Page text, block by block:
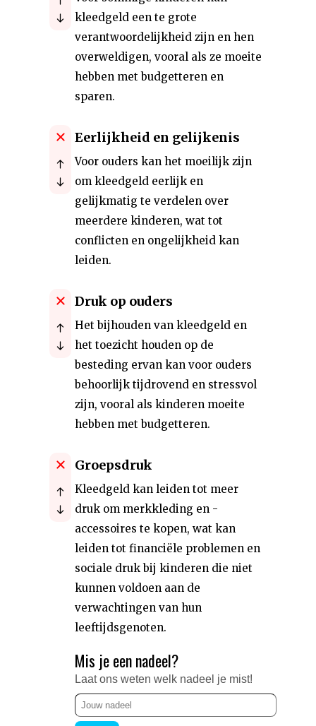
kleedgeld een te grote
verantwoordelijkheid zijn en hen
overweldigen, vooral als ze moeite
hebben met budgetteren en
sparen.
Eerlijkheid en gelijkenis
Voor ouders kan het moeilijk zijn
om kleedgeld eerlijk en
gelijkmatig te verdelen over
meerdere kinderen, wat tot
conflicten en ongelijkheid kan
leiden.
Druk op ouders
Het bijhouden van kleedgeld en
het toezicht houden op de
besteding ervan kan voor ouders
behoorlijk tijdrovend en stressvol
zijn, vooral als kinderen moeite
hebben met budgetteren.
Groepsdruk
Kleedgeld kan leiden tot meer
druk om merkkleding en -
accessoires te kopen, wat kan
leiden tot financiële problemen en
sociale druk bij kinderen die niet
kunnen voldoen aan de
verwachtingen van hun
leeftijdsgenoten.
Mis je een nadeel?
Laat ons weten welk nadeel je mist!